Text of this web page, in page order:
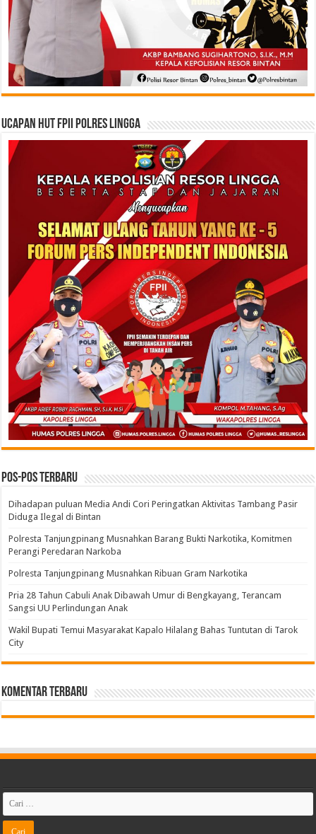
Ucapan HUT FPII Polres Lingga
Pos-pos Terbaru
Dihadapan puluan Media Andi Cori Peringatkan Aktivitas Tambang Pasir
Diduga Ilegal di Bintan
Polresta Tanjungpinang Musnahkan Barang Bukti Narkotika, Komitmen
Perangi Peredaran Narkoba
Polresta Tanjungpinang Musnahkan Ribuan Gram Narkotika
Pria 28 Tahun Cabuli Anak Dibawah Umur di Bengkayang, Terancam
Sangsi UU Perlindungan Anak
Wakil Bupati Temui Masyarakat Kapalo Hilalang Bahas Tuntutan di Tarok
City
Komentar Terbaru